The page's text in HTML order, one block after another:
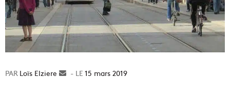
Loïs Elziere
Envoyer15 mars 2019